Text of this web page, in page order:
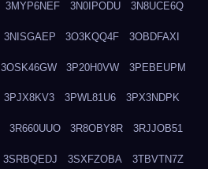
3MYP6NEF 3N0IPODU 3N8UCE6Q
3NISGAEP 3O3KQQ4F 3OBDFAXI
3OSK46GW 3P20H0VW 3PEBEUPM
3PJX8KV3 3PWL81U6 3PX3NDPK
3R660UUO 3R8OBY8R 3RJJOB51
3SRBQEDJ 3SXFZOBA 3TBVTN7Z